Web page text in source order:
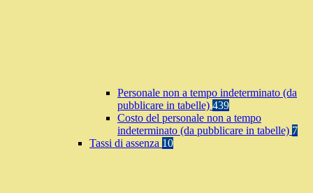
Personale non a tempo indeterminato (da
pubblicare in tabelle) 439
Costo del personale non a tempo
indeterminato (da pubblicare in tabelle) 7
Tassi di assenza 10